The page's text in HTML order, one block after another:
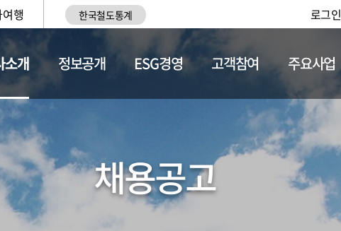
행 한국철도통계 로그인
소개
채용정보
정보공개 ESG경영 고객참여 주요사업
채용공고